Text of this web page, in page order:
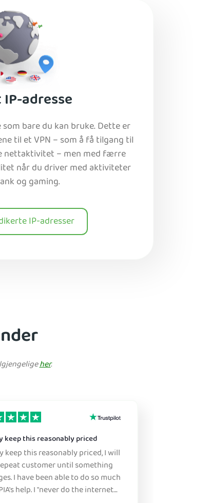
adresse
bare du kan bruke. Dette er
til et VPN – som å få tilgang til
nettaktivitet – men med færre
når du driver med aktiviteter
og gaming.
IP-adresser
her.
keep this reasonably priced
keep this reasonably priced, I will
customer until something
I have been able to do so much
help. I "never do the internet